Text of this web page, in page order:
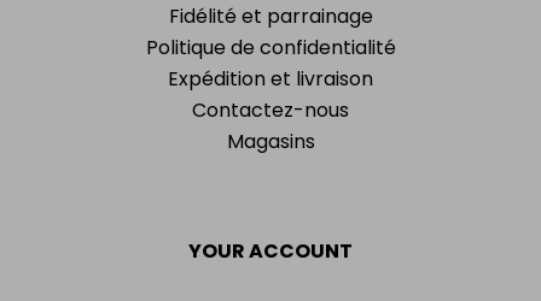
Fidélité et parrainage
Politique de confidentialité
Expédition et livraison
Contactez-nous
Magasins
YOUR ACCOUNT